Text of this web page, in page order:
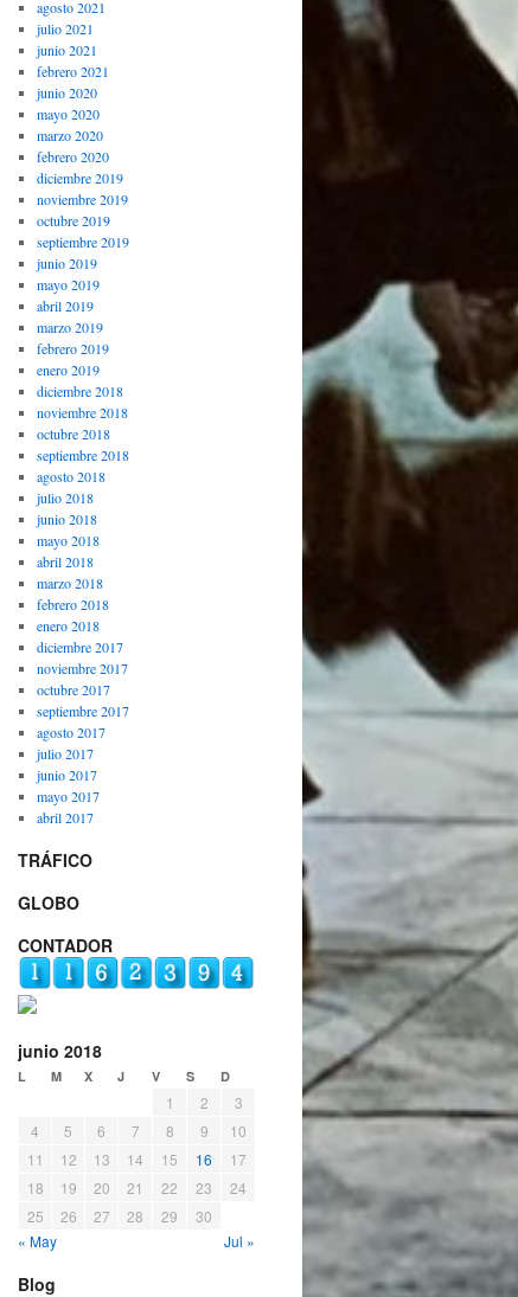
agosto 2021
julio 2021
junio 2021
febrero 2021
junio 2020
mayo 2020
marzo 2020
febrero 2020
diciembre 2019
noviembre 2019
octubre 2019
septiembre 2019
junio 2019
mayo 2019
abril 2019
marzo 2019
febrero 2019
enero 2019
diciembre 2018
noviembre 2018
octubre 2018
septiembre 2018
agosto 2018
julio 2018
junio 2018
mayo 2018
abril 2018
marzo 2018
febrero 2018
enero 2018
diciembre 2017
noviembre 2017
octubre 2017
septiembre 2017
agosto 2017
julio 2017
junio 2017
mayo 2017
abril 2017
TRÁFICO
GLOBO
CONTADOR
junio 2018
L M X J V S D
1 2
3
4
5 6 7 8 9
10
11
12 13 14 15 16
17
18
19 20 21 22 23
24
25
26 27 28 29
30
« May
Jul »
Blog